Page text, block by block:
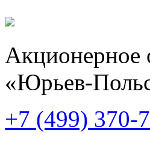
Акционерное
«Юрьев-
+7 (499) 370-